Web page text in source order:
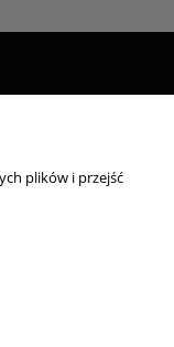
plików i przejść